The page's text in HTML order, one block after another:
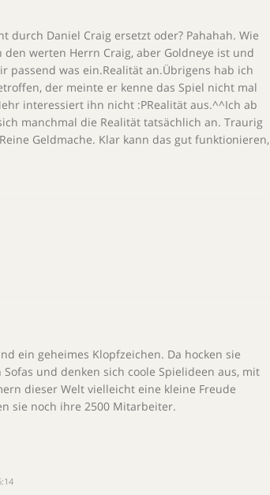
durch Daniel Craig ersetzt oder? Pahahah. Wie
werten Herrn Craig, aber Goldneye ist und
passend was ein.Realität an.Übrigens hab ich
der meinte er kenne das Spiel nicht mal
interessiert ihn nicht :PRealität aus.^^Ich ab
manchmal die Realität tatsächlich an. Traurig
Geldmache. Klar kann das gut funktionieren,
ein geheimes Klopfzeichen. Da hocken sie
und denken sich coole Spielideen aus, mit
dieser Welt vielleicht eine kleine Freude
sie noch ihre 2500 Mitarbeiter.